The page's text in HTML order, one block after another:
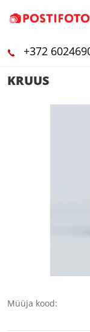
+372
KRUUS
Müüja kood: